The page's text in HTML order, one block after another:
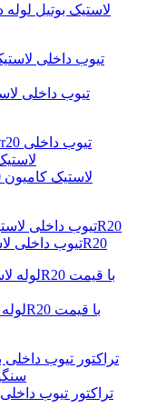
تیوب داخلی لاستیک اتوبوس کامیون 11.00R20
تراکتور تیوب